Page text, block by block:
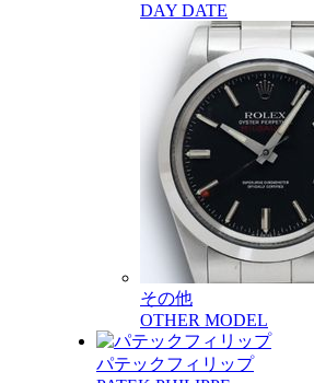
DAY DATE
その他
OTHER MODEL
パテックフィリップ